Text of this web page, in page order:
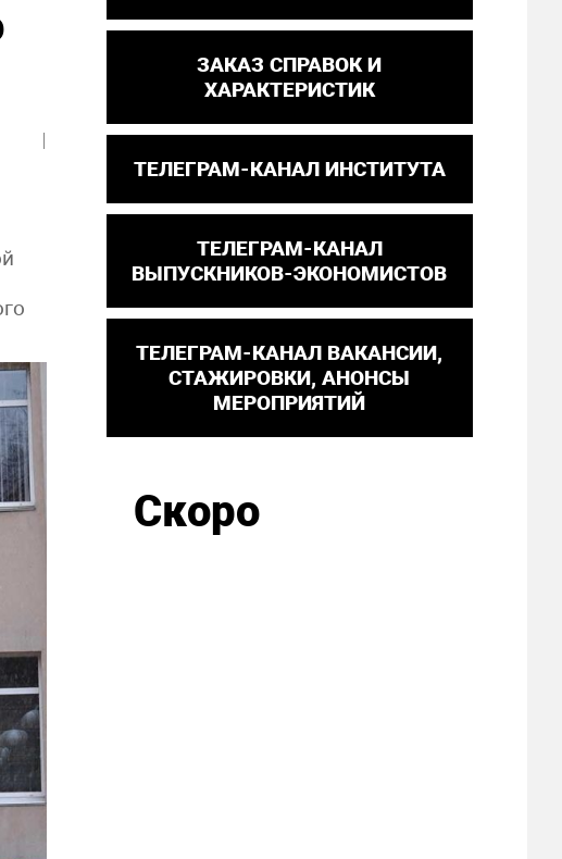
ЗАКАЗ СПРАВОК И
ХАРАКТЕРИСТИК
ТЕЛЕГРАМ-КАНАЛ ИНСТИТУТА
ТЕЛЕГРАМ-КАНАЛ
ВЫПУСКНИКОВ-ЭКОНОМИСТОВ
ТЕЛЕГРАМ-КАНАЛ ВАКАНСИИ,
СТАЖИРОВКИ, АНОНСЫ
МЕРОПРИЯТИЙ
Скоро